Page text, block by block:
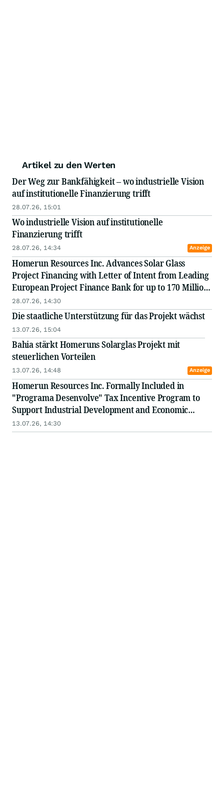
Artikel zu den Werten
Der Weg zur Bankfähigkeit – wo industrielle Vision
auf institutionelle Finanzierung trifft
28.07.26, 15:01
Wo industrielle Vision auf institutionelle
Finanzierung trifft
28.07.26, 14:34 Anzeige
Homerun Resources Inc. Advances Solar Glass
Project Financing with Letter of Intent from Leading
European Project Finance Bank for up to 170 Million
Euros
28.07.26, 14:30
Die staatliche Unterstützung für das Projekt wächst
13.07.26, 15:04
Bahia stärkt Homeruns Solarglas Projekt mit
steuerlichen Vorteilen
13.07.26, 14:48 Anzeige
Homerun Resources Inc. Formally Included in
"Programa Desenvolve" Tax Incentive Program to
Support Industrial Development and Economic
Integration in the State of Bahia, Brazil
13.07.26, 14:30